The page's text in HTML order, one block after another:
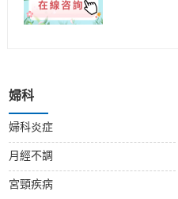
婦科
婦科炎症
月經不調
宮頸疾病